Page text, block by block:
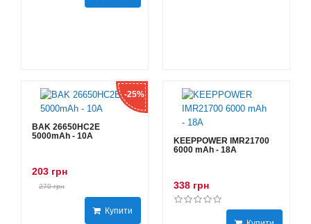
-25%
BAK 26650HC2E
5000mAh - 10А
203 грн
270 грн
Купити
KEEPPOWER IMR21700
6000 mAh - 18А
338 грн